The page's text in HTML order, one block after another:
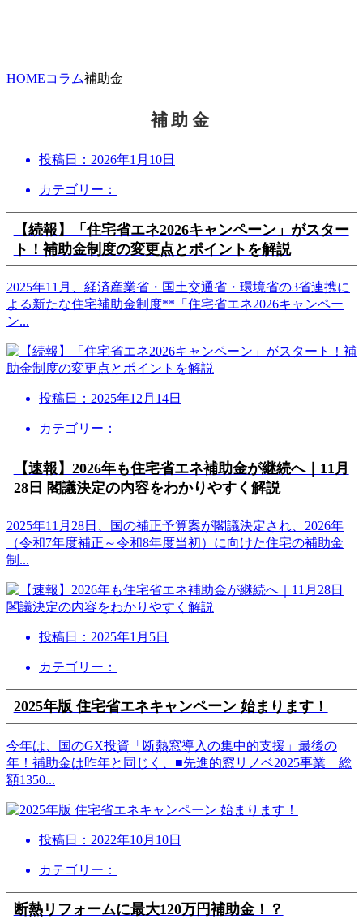
HOMEコラム補助金
補助金
投稿日： 2026年1月10日
カテゴリー：
【続報】「住宅省エネ2026キャンペーン」がスター
ト！補助金制度の変更点とポイントを解説
2025年11月、経済産業省・国土交通省・環境省の3省連携に
よる新たな住宅補助金制度**「住宅省エネ2026キャンペー
ン...
投稿日： 2025年12月14日
カテゴリー：
【速報】2026年も住宅省エネ補助金が継続へ｜11月
28日 閣議決定の内容をわかりやすく解説
2025年11月28日、国の補正予算案が閣議決定され、2026年
（令和7年度補正～令和8年度当初）に向けた住宅の補助金
制 ...
投稿日： 2025年1月5日
カテゴリー：
2025年版 住宅省エネキャンペーン 始まります！
今年は、国のGX投資「断熱窓導入の集中的支援」最後の
年！補助金は昨年と同じく、■先進的窓リノベ2025事業 総
額1350...
投稿日： 2022年10月10日
カテゴリー：
断熱リフォームに最大120万円補助金！？